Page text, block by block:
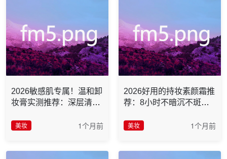
2026敏感肌专属！温和卸
妆膏实测推荐：深层清洁
美妆
1个月前
2026好用的持妆素颜霜推
荐：8小时不暗沉不斑驳
美妆
1个月前